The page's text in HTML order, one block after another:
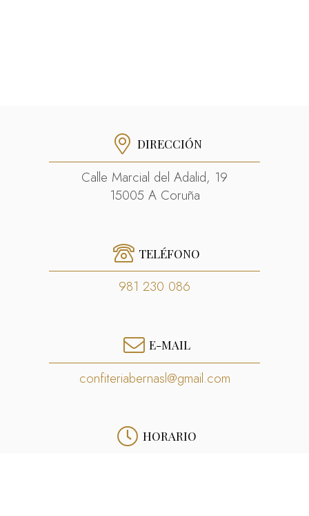
DIRECCIÓN
Calle Marcial del Adalid, 19
15005 A Coruña
TELÉFONO
981 230 086
E-MAIL
confiteriabernasl@gmail.com
HORARIO